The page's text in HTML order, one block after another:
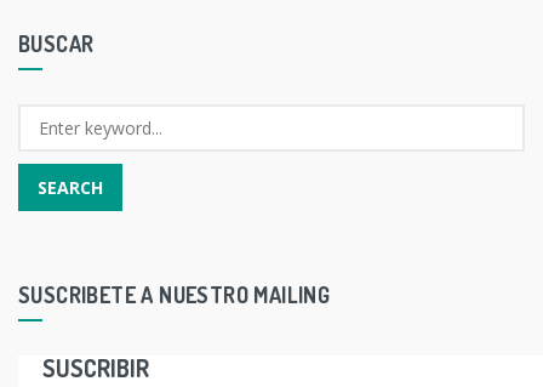
BUSCAR
SUSCRIBETE A NUESTRO MAILING
SUSCRIBIR